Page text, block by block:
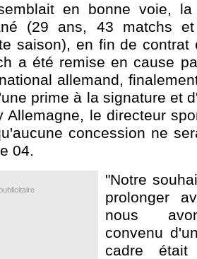
en bonne voie, la
(29 ans, 43 matchs
saison), en fin de contrat
a été remise en cause
allemand,
prime à la signature et
Allemagne, le directeur
concession ne
04.
"Notre
prolonger
nous
convenu
cadre était